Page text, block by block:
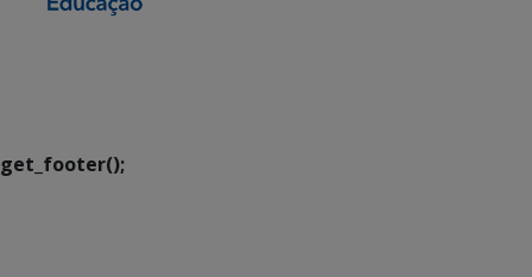
get_footer();